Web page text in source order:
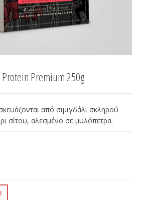
Protein Premium 250g
από σιμιγδάλι σκληρού
σίτου, αλεσμένο σε μυλόπετρα.